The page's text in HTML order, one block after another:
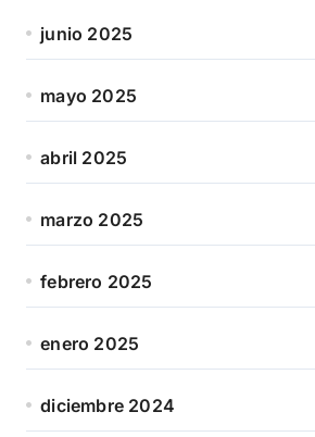
junio 2025
mayo 2025
abril 2025
marzo 2025
febrero 2025
enero 2025
diciembre 2024